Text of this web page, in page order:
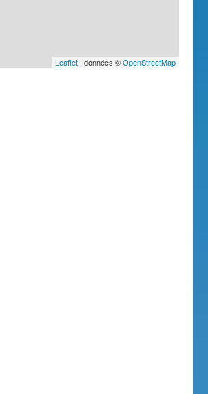
Leaflet| données ©OpenStreetMap